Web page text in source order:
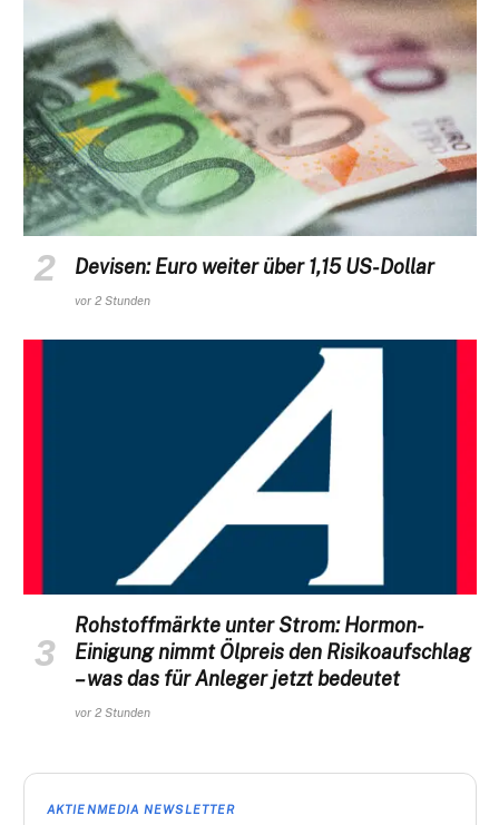
Devisen: Euro weiter über 1,15 US-Dollar
vor 2 Stunden
Rohstoffmärkte unter Strom: Hormon-
Einigung nimmt Ölpreis den Risikoaufschlag
– was das für Anleger jetzt bedeutet
vor 2 Stunden
AKTIENMEDIA NEWSLETTER